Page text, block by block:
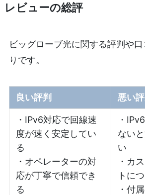
レビューの総評
ビッグローブ光に関する評判や
りです。
良い評判 悪い評
・IPv6対応で回線速
度が速く安定してい
る
・オペレーターの対
応が丁寧で信頼でき
る
・
ない
い
・カ
トに
・付